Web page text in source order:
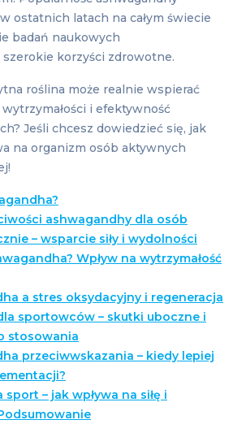
ostatnich latach na całym świecie
badań naukowych
korzyści zdrowotne.
roślina może realnie wspierać
i efektywność
Jeśli chcesz dowiedzieć się, jak
na organizm osób aktywnych
ashwagandhy dla osób
– wsparcie siły i wydolności
Wpływ na wytrzymałość
a stres oksydacyjny i regeneracja
sportowców – skutki uboczne i
stosowania
przeciwwskazania – kiedy lepiej
– jak wpływa na siłę i